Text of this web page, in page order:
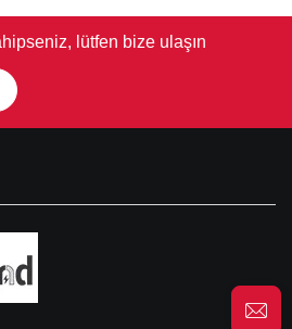
lütfen bize ulaşın